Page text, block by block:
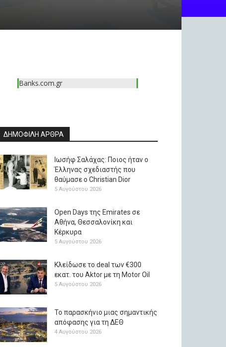
Banks.com.gr
ΔΗΜΟΦΙΛΗ ΑΡΘΡΑ
Ιωσήφ Σαλάχας: Ποιος ήταν ο
Έλληνας σχεδιαστής που
θαύμασε ο Christian Dior
5 Αυγούστου 2026
Open Days της Emirates σε
Αθήνα, Θεσσαλονίκη και
Κέρκυρα
5 Αυγούστου 2026
Κλείδωσε το deal των €300
εκατ. του Aktor με τη Μotor Oil
5 Αυγούστου 2026
Το παρασκήνιο μιας σημαντικής
απόφασης για τη ΔΕΘ
4 Αυγούστου 2026